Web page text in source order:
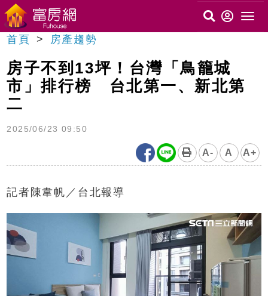
首頁 房產趨勢
房子不到13坪！台灣「鳥籠城
市」排行榜 台北第一、新北第
二
2025/06/23 09:50
A- A A+
記者陳韋帆／台北報導